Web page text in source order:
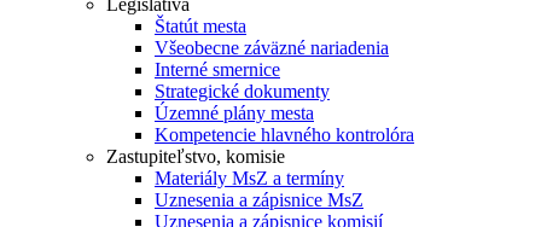
Legislatíva
Štatút mesta
Všeobecne záväzné nariadenia
Interné smernice
Strategické dokumenty
Územné plány mesta
Kompetencie hlavného kontrolóra
Zastupiteľstvo, komisie
Materiály MsZ a termíny
Uznesenia a zápisnice MsZ
Uznesenia a zápisnice komisií